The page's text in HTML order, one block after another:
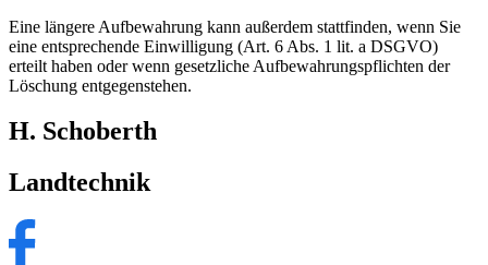
Eine längere Aufbewahrung kann außerdem stattfinden, wenn Sie
eine entsprechende Einwilligung (Art. 6 Abs. 1 lit. a DSGVO)
erteilt haben oder wenn gesetzliche Aufbewahrungspflichten der
Löschung entgegenstehen.
H. Schoberth
Landtechnik